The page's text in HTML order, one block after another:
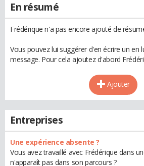
En résumé
Frédérique n'a pas encore ajouté de
Vous pouvez lui suggérer d'en écrire un en
message. Pour cela ajoutez d'abord
Ajouter
Entreprises
Une expérience absente ?
Vous avez travaillé avec Frédérique dans
n'apparaît pas dans son parcours ?